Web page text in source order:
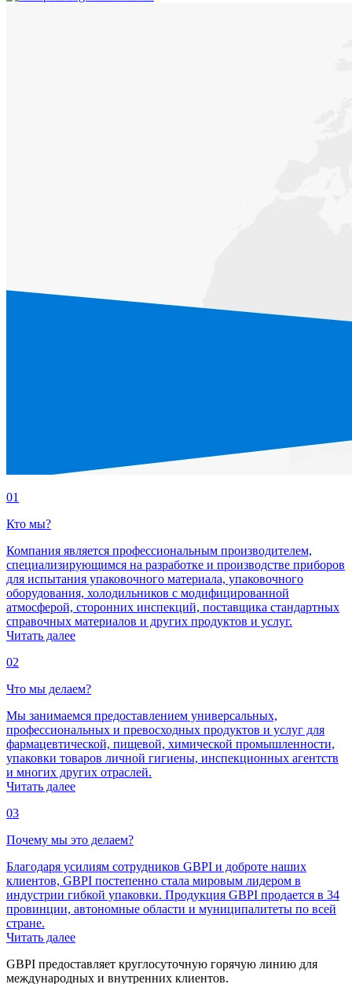
01
Кто мы?
Компания является профессиональным производителем,
специализирующимся на разработке и производстве приборов
для испытания упаковочного материала, упаковочного
оборудования, холодильников с модифицированной
атмосферой, сторонних инспекций, поставщика стандартных
справочных материалов и других продуктов и услуг.
Читать далее
02
Что мы делаем?
Мы занимаемся предоставлением универсальных,
профессиональных и превосходных продуктов и услуг для
фармацевтической, пищевой, химической промышленности,
упаковки товаров личной гигиены, инспекционных агентств
и многих других отраслей.
Читать далее
03
Почему мы это делаем?
Благодаря усилиям сотрудников GBPI и доброте наших
клиентов, GBPI постепенно стала мировым лидером в
индустрии гибкой упаковки. Продукция GBPI продается в 34
провинции, автономные области и муниципалитеты по всей
стране.
Читать далее
GBPI предоставляет круглосуточную горячую линию для
международных и внутренних клиентов.